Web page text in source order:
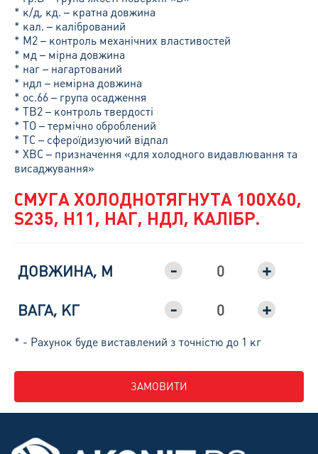
* к/д, кд. – кратна довжина
* кал. – калібрований
* М2 – контроль механічних властивостей
* мд – мірна довжина
* наг – нагартований
* ндл – немірна довжина
* ос.66 – група осадження
* ТВ2 – контроль твердості
* ТО – термічно оброблений
* ТС – сфероїдизуючий відпал
* ХВС – призначення «для холодного видавлювання та
висаджування»
СМУГА ХОЛОДНОТЯГНУТА 100Х60,
S235, H11, НАГ, НДЛ, КАЛІБР.
ДОВЖИНА, М - +
ВАГА, КГ - +
* - Рахунок буде виставлений з точністю до 1 кг
ЗАМОВИТИ